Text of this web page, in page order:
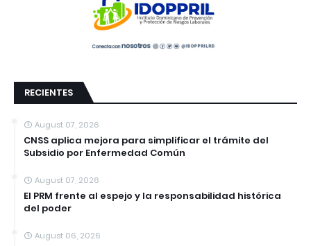
RECIENTES
August 07, 2026
CNSS aplica mejora para simplificar el trámite del
Subsidio por Enfermedad Común
August 07, 2026
El PRM frente al espejo y la responsabilidad histórica
del poder
August 06, 2026